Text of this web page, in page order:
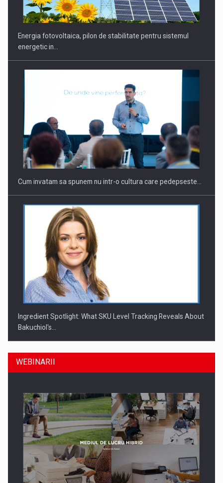
Energia fotovoltaica, pilon de stabilitate pentru sistemul
energetic in…
Cum invatam sa spunem nu intr-o cultura care pedepseste…
Ingredient Spotlight: What SKU Level Tracking Reveals About
Bakuchiol's…
Producatorii si comerciantii care nu se supun noilor
reglementari…
WEBINARII